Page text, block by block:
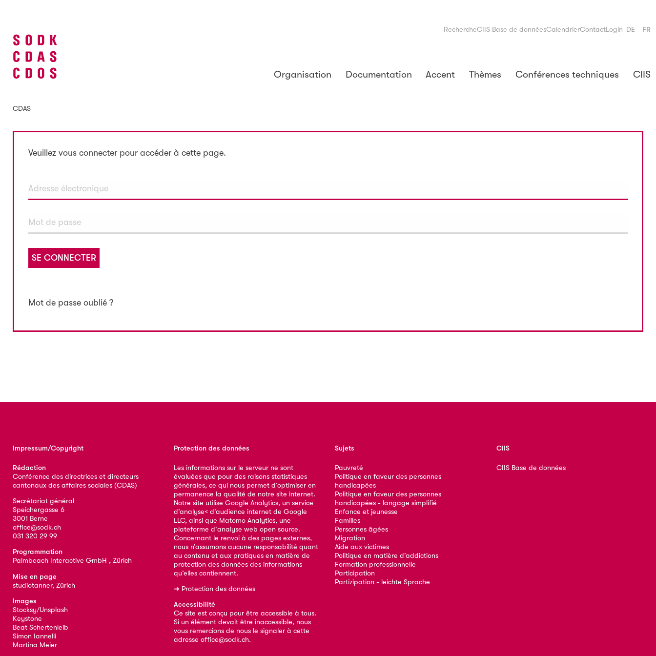
RechercheCIIS Base de donnéesCalendrierContactLogin DE FR
Organisation Documentation Accent Thèmes Conférences techniques CIIS
CDAS
Veuillez vous connecter pour accéder à cette page.
SE CONNECTER
Mot de passe oublié ?
Impressum/Copyright
Rédaction
Conférence des directrices et directeurs
cantonaux des affaires sociales (CDAS)
Secrétariat général
Speichergasse 6
3001 Berne
office@sodk.ch
031 320 29 99
Programmation
Palmbeach Interactive GmbH , Zürich
Mise en page
studiotanner, Zürich
Images
Stocksy/Unsplash
Keystone
Beat Schertenleib
Simon Iannelli
Martina Meier
Protection des données
Les informations sur le serveur ne sont
évaluées que pour des raisons statistiques
générales, ce qui nous permet d’optimiser en
permanence la qualité de notre site internet.
Notre site utilise Google Analytics, un service
d’analyse< d’audience internet de Google
LLC, ainsi que Matomo Analytics, une
plateforme d'analyse web open source.
Concernant le renvoi à des pages externes,
nous n’assumons aucune responsabilité quant
au contenu et aux pratiques en matière de
protection des données des informations
qu’elles contiennent.
➜ Protection des données
Accessibilité
Ce site est conçu pour être accessible à tous.
Si un élément devait être inaccessible, nous
vous remercions de nous le signaler à cette
adresseoffice@sodk.ch.
Sujets
Pauvreté
Politique en faveur des personnes
handicapées
Politique en faveur des personnes
handicapées - langage simplifié
Enfance et jeunesse
Familles
Personnes âgées
Migration
Aide aux victimes
Politique en matière d’addictions
Formation professionnelle
Participation
Partizipation - leichte Sprache
CIIS
CIIS Base de données